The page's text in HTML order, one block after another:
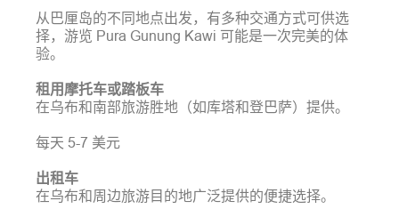
从巴厘岛的不同地点出发，有多种交通方式可供选
择，游览 Pura Gunung Kawi 可能是一次完美的体
验。
租用摩托车或踏板车
在乌布和南部旅游胜地（如库塔和登巴萨）提供。
每天 5-7 美元
出租车
在乌布和周边旅游目的地广泛提供的便捷选择。